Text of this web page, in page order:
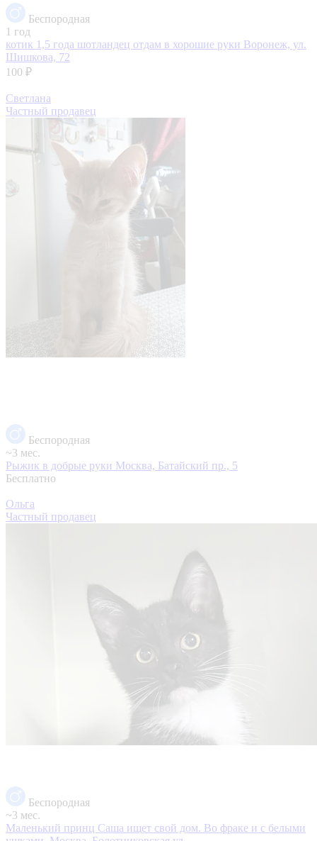
Беспородная
1 год
котик 1,5 года шотландец отдам в хорошие руки Воронеж, ул.
Шишкова, 72
100 ₽
Светлана
Частный продавец
Беспородная
~3 мес.
Рыжик в добрые руки Москва, Батайский пр., 5
Бесплатно
Ольга
Частный продавец
Беспородная
~3 мес.
Маленький принц Саша ищет свой дом. Во фраке и с белыми